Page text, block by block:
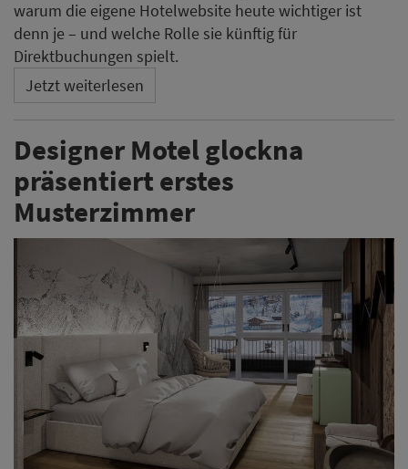
warum die eigene Hotelwebsite heute wichtiger ist
denn je – und welche Rolle sie künftig für
Direktbuchungen spielt.
Jetzt weiterlesen
Designer Motel glockna
präsentiert erstes
Musterzimmer